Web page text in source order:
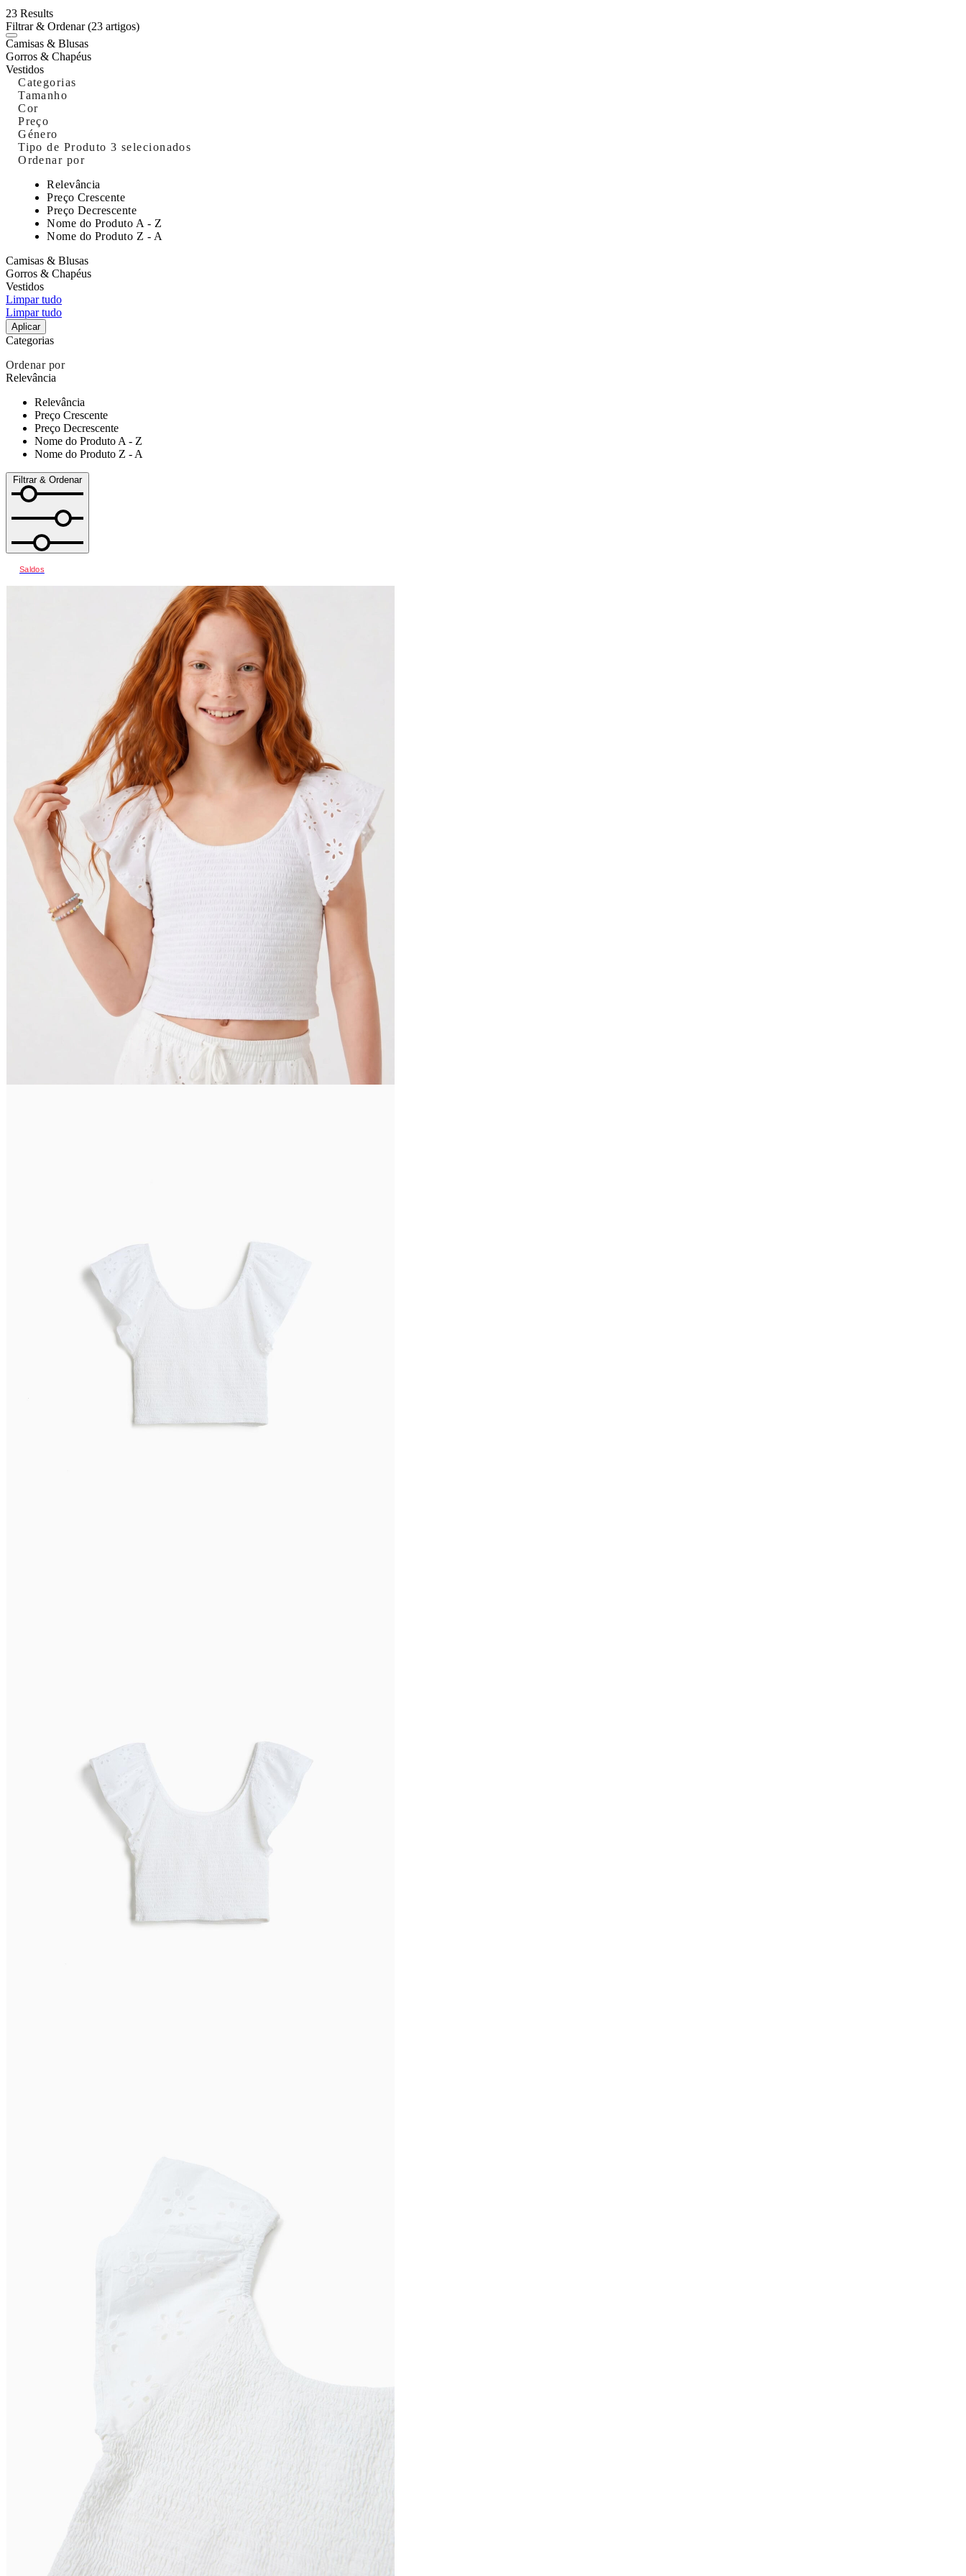
23 Results
Filtrar & Ordenar(23 artigos)
Camisas & Blusas
Gorros & Chapéus
Vestidos
Categorias
Tamanho
Cor
Preço
Género
Tipo de Produto3 selecionados
Ordenar por
Relevância
Preço Crescente
Preço Decrescente
Nome do Produto A - Z
Nome do Produto Z - A
Camisas & Blusas
Gorros & Chapéus
Vestidos
Limpar tudo
Limpar tudo
Aplicar
Categorias
Ordenar por
Relevância
Relevância
Preço Crescente
Preço Decrescente
Nome do Produto A - Z
Nome do Produto Z - A
Filtrar & Ordenar
Saldos